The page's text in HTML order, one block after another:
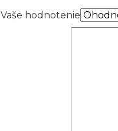
Vaše hodnotenie